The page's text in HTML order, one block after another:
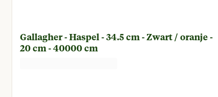
Gallagher - Haspel - 34.5 cm - Zwart / oranje -
20 cm - 40000 cm